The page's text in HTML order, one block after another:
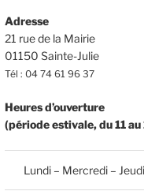
e
Adresse
21 rue de la Mairie
01150 Sainte-Julie
Tél : 04 74 61 96 37
Heures d’ouverture
(période estivale, du 11
Lundi – Mercredi –